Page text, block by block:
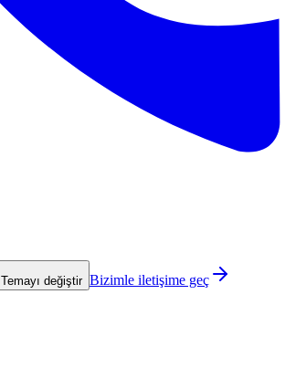
Temayı değiştir Bizimle iletişime geç